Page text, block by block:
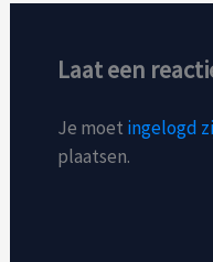
Laat een
Je moet ingelogd
plaatsen.